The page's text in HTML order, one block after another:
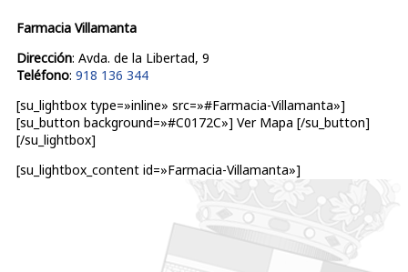
Farmacia Villamanta
Dirección: Avda. de la Libertad, 9
Teléfono: 918 136 344
[su_lightbox type=»inline» src=»#Farmacia-Villamanta»]
[su_button background=»#C0172C»] Ver Mapa [/su_button]
[/su_lightbox]
[su_lightbox_content id=»Farmacia-Villamanta»]